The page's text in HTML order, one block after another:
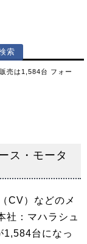
売は1,584台 フォー
ス・モータ
CV）などのメ
社：マハラシュ
1,584台になっ